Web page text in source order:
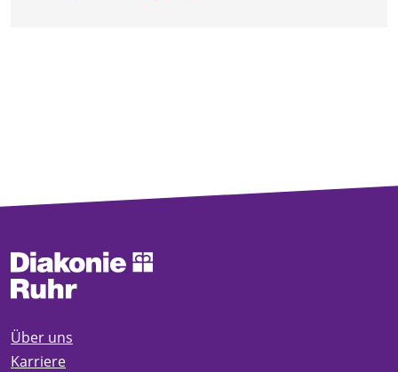
Über uns
Karriere